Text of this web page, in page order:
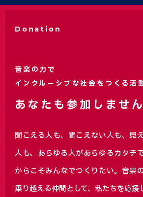
Donation
音楽の力で
インクルーシブな社会をつくる活
あなたも参加しませ
聞こえる人も、聞こえない人も、見
人も、あらゆる人があらゆるカタチ
からこそみんなでつくりたい。音楽
乗り越える仲間として、私たちを応援